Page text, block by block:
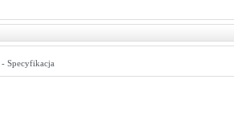
- Specyfikacja